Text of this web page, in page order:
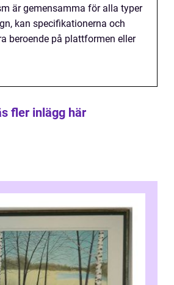
är gemensamma för alla typer
kan specifikationerna och
beroende på plattformen eller
fler inlägg här